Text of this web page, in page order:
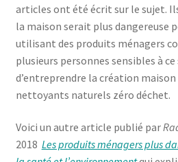
articles ont été écrit sur le sujet.
la maison serait plus dangereuse
utilisant des produits ménagers
plusieurs personnes sensibles à
d’entreprendre la création
nettoyants naturels zéro déchet.
Voici un autre article publié par
2018 Les produits ménagers plus